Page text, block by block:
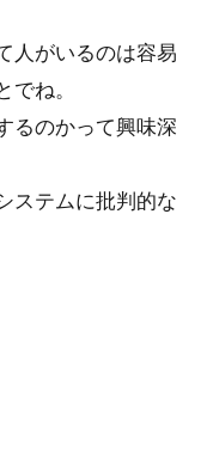
人がいるのは容易
ね。
るのかって興味深
ステムに批判的な